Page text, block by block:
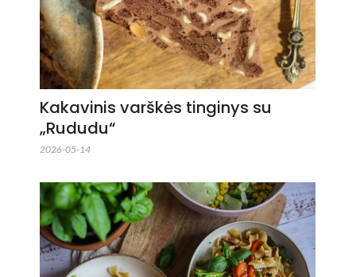
Kakavinis varškės tinginys su
„Rududu“
2026-05-14